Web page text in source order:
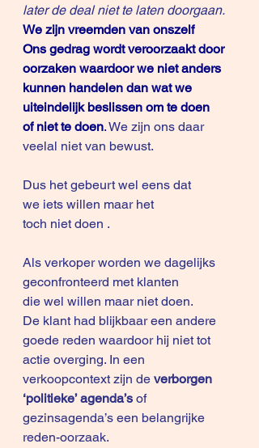
later de deal niet te laten doorgaan.
We zijn vreemden van onszelf
Ons gedrag wordt veroorzaakt door
oorzaken waardoor we niet anders
kunnen handelen dan wat we
uiteindelijk beslissen om te doen
of niet te doen. We zijn ons daar
veelal niet van bewust.
Dus het gebeurt wel eens dat
we iets willen maar het
toch niet doen .
Als verkoper worden we dagelijks
geconfronteerd met klanten
die wel willen maar niet doen.
De klant had blijkbaar een andere
goede reden waardoor hij niet tot
actie overging. In een
verkoopcontext zijn de verborgen
‘politieke’ agenda’s of
gezinsagenda’s een belangrijke
reden-oorzaak.